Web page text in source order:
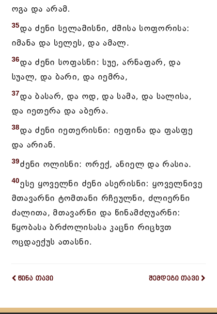
ოგა და არამ.
35და ძენი სელამისნი, ძმისა სოფორისა:
იმანა და სელეს, და ამალ.
36და ძენი სოფასნი: სუე, არნაფარ, და
სუალ, და ბარი, და იემრა,
37და ბასარ, და ოდ, და სამა, და სალისა,
და იეთერა და აბერა.
38და ძენი იეთერისნი: იეფინა და ფასფე
და არიან.
39ძენი ოლისნი: ორექ, ანიელ და რასია.
40ესე ყოველნი ძენი ასერისნი: ყოველნივე
მთავარნი ტომთანი რჩეულნი, ძლიერნი
ძალითა, მთავარნი და წინამძღუარნი:
წყობასა ბრძოლისასა კაცნი რიცხჳთ
ოცდაექუს ათასნი.
წინა თავი შემდეგი თავი